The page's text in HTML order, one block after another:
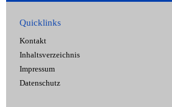
Quicklinks
Kontakt
Inhaltsverzeichnis
Impressum
Datenschutz